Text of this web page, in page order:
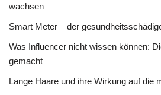
wachsen
Smart Meter – der
Was Influencer nicht wissen können:
gemacht
Lange Haare und ihre Wirkung auf die